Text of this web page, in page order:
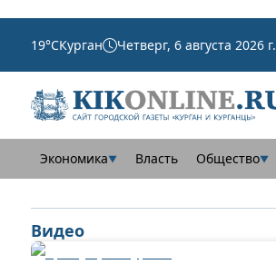
19°CКурган Четверг, 6 августа 2026 г.
Экономика▼ Власть Общество▼
Видео